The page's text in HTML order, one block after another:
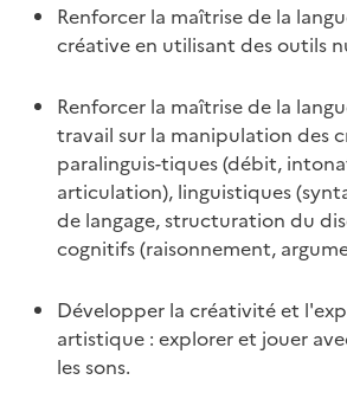
Renforcer la maîtrise de la
créative en utilisant des outils
Renforcer la maîtrise de la
travail sur la manipulation des
paralinguis-tiques (débit,
articulation), linguistiques
de langage, structuration du
cognitifs (raisonnement,
Développer la créativité et
artistique : explorer et jouer
les sons.